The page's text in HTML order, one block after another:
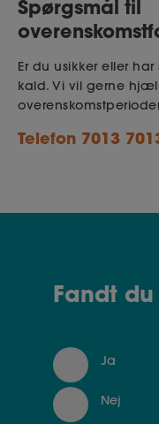
kan lockoutes.
sende dig hjem
Det gælder både,
benytte din
hjem helt eller
Spørgsmål til
Er du usikker eller
kald. Vi vil gerne
Telefon 7013
Fandt
Ja
Nej